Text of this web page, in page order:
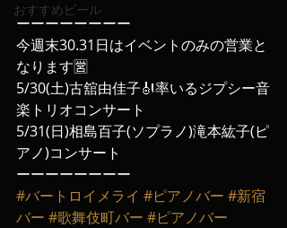
おすすめビール
ーーーーーーーー
今週末30.31日はイベントのみの営業と
なります🈺
5/30(土)古舘由佳子🎻率いるジプシー音
楽トリオコンサート
5/31(日)相島百子(ソプラノ)滝本紘子(ピ
アノ)コンサート
ーーーーーーーー
#バートロイメライ #ピアノバー #新宿
バー #歌舞伎町バー #ピアノバー